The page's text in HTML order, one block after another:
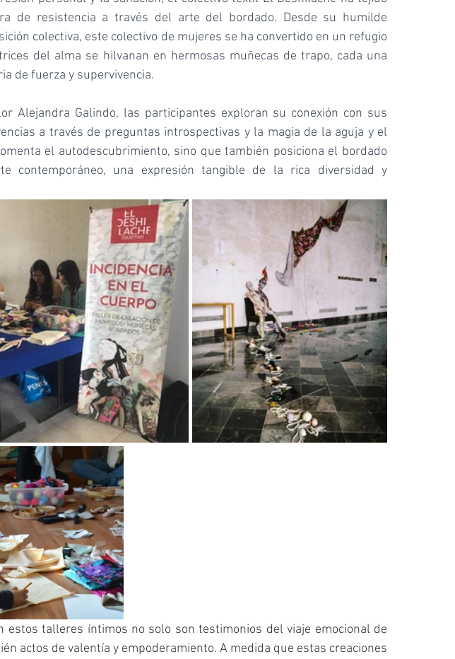
de resistencia a través del arte del bordado. Desde su humilde
colectiva, este colectivo de mujeres se ha convertido en un refugio
del alma se hilvanan en hermosas muñecas de trapo, cada una
de fuerza y supervivencia.
Alejandra Galindo, las participantes exploran su conexión con sus
a través de preguntas introspectivas y la magia de la aguja y el
el autodescubrimiento, sino que también posiciona el bordado
contemporáneo, una expresión tangible de la rica diversidad y
estos talleres íntimos no solo son testimonios del viaje emocional de
actos de valentía y empoderamiento. A medida que estas creaciones